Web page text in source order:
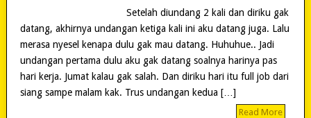
Setelah diundang 2 kali dan diriku gak
datang, akhirnya undangan ketiga kali ini aku datang juga. Lalu
merasa nyesel kenapa dulu gak mau datang. Huhuhue.. Jadi
undangan pertama dulu aku gak datang soalnya harinya pas
hari kerja. Jumat kalau gak salah. Dan diriku hari itu full job dari
siang sampe malam kak. Trus undangan kedua […]
Read More